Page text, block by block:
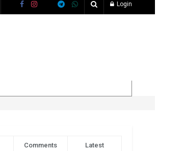
Login
Comments Latest